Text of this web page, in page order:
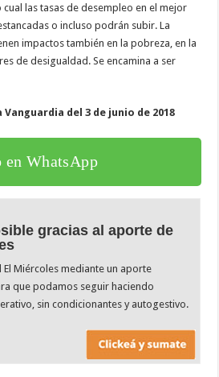
las tasas de desempleo en el mejor
o incluso podrán subir. La
impactos también en la pobreza, en la
de desigualdad. Se encamina a ser
del 3 de junio de 2018
WhatsApp
gracias al aporte de
El Miércoles mediante un aporte
que podamos seguir haciendo
sin condicionantes y autogestivo.